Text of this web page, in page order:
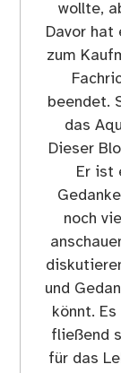
wollte,
Davor hat
zum
beendet.
das
Dieser
Er ist
noch
und
könnt.
fließend
für das